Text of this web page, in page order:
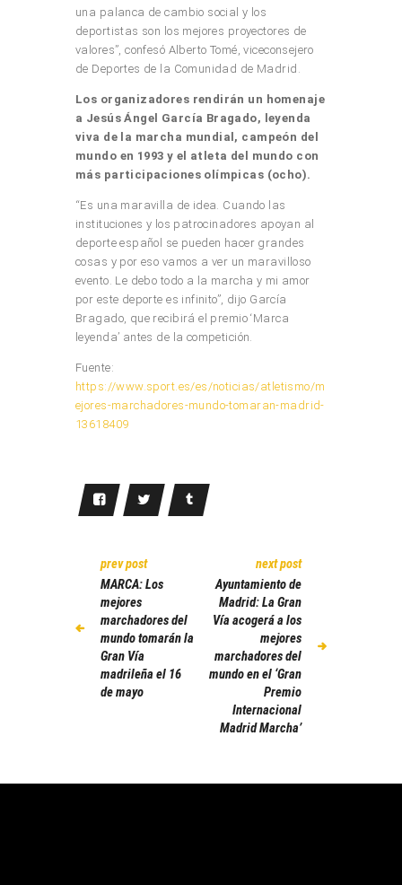
una palanca de cambio social y los
deportistas son los mejores proyectores de
valores”, confesó Alberto Tomé, viceconsejero
de Deportes de la Comunidad de Madrid.
Los organizadores rendirán un homenaje
a Jesús Ángel García Bragado, leyenda
viva de la marcha mundial, campeón del
mundo en 1993 y el atleta del mundo con
más participaciones olímpicas (ocho).
“Es una maravilla de idea. Cuando las
instituciones y los patrocinadores apoyan al
deporte español se pueden hacer grandes
cosas y por eso vamos a ver un maravilloso
evento. Le debo todo a la marcha y mi amor
por este deporte es infinito”, dijo García
Bragado, que recibirá el premio ‘Marca
leyenda’ antes de la competición.
Fuente:
https://www.sport.es/es/noticias/atletismo/m
ejores-marchadores-mundo-tomaran-madrid-
13618409
prev post
MARCA: Los
mejores
marchadores del
mundo tomarán la
Gran Vía
madrileña el 16
de mayo
next post
Ayuntamiento de
Madrid: La Gran
Vía acogerá a los
mejores
marchadores del
mundo en el ‘Gran
Premio
Internacional
Madrid Marcha’